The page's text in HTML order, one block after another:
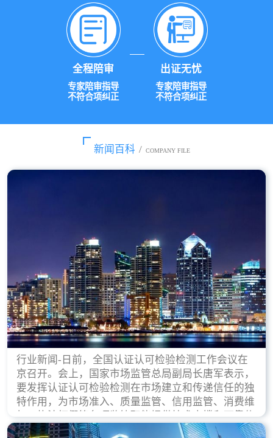
全程陪审
专家陪审指导
不符合项纠正
出证无忧
专家陪审指导
不符合项纠正
新闻百科 / COMPANY FILE
行业新闻-日前，全国认证认可检验检测工作会议在
京召开。会上，国家市场监管总局副局长唐军表示，
要发挥认证认可检验检测在市场建立和传递信任的独
特作用，为市场准入、质量监管、信用监管、消费维
权、执法打假等各项监管职能提供技术支撑和可靠依
据。